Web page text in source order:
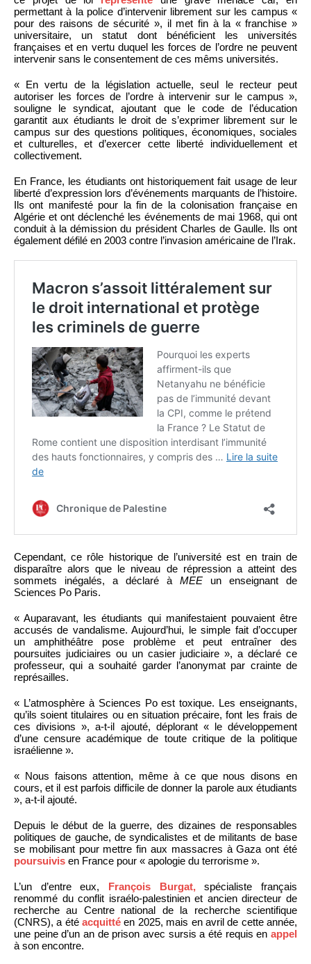
permettant à la police d’intervenir librement sur les campus «
pour des raisons de sécurité », il met fin à la « franchise »
universitaire, un statut dont bénéficient les universités
françaises et en vertu duquel les forces de l’ordre ne peuvent
intervenir sans le consentement de ces mêms universités.
« En vertu de la législation actuelle, seul le recteur peut
autoriser les forces de l’ordre à intervenir sur le campus »,
souligne le syndicat, ajoutant que le code de l’éducation
garantit aux étudiants le droit de s’exprimer librement sur le
campus sur des questions politiques, économiques, sociales
et culturelles, et d’exercer cette liberté individuellement et
collectivement.
En France, les étudiants ont historiquement fait usage de leur
liberté d’expression lors d’événements marquants de l’histoire.
Ils ont manifesté pour la fin de la colonisation française en
Algérie et ont déclenché les événements de mai 1968, qui ont
conduit à la démission du président Charles de Gaulle. Ils ont
également défilé en 2003 contre l’invasion américaine de l’Irak.
Cependant, ce rôle historique de l’université est en train de
disparaître alors que le niveau de répression a atteint des
sommets inégalés, a déclaré à MEE un enseignant de
Sciences Po Paris.
« Auparavant, les étudiants qui manifestaient pouvaient être
accusés de vandalisme. Aujourd’hui, le simple fait d’occuper
un amphithéâtre pose problème et peut entraîner des
poursuites judiciaires ou un casier judiciaire », a déclaré ce
professeur, qui a souhaité garder l’anonymat par crainte de
représailles.
« L’atmosphère à Sciences Po est toxique. Les enseignants,
qu’ils soient titulaires ou en situation précaire, font les frais de
ces divisions », a-t-il ajouté, déplorant « le développement
d’une censure académique de toute critique de la politique
israélienne ».
« Nous faisons attention, même à ce que nous disons en
cours, et il est parfois difficile de donner la parole aux étudiants
», a-t-il ajouté.
Depuis le début de la guerre, des dizaines de responsables
politiques de gauche, de syndicalistes et de militants de base
se mobilisant pour mettre fin aux massacres à Gaza ont été
poursuivis en France pour « apologie du terrorisme ».
L’un d’entre eux, François Burgat,spécialiste français
renommé du conflit israélo-palestinien et ancien directeur de
recherche au Centre national de la recherche scientifique
(CNRS), a étéacquitté en 2025, mais en avril de cette année,
une peine d’un an de prison avec sursis a été requis en appel
à son encontre.